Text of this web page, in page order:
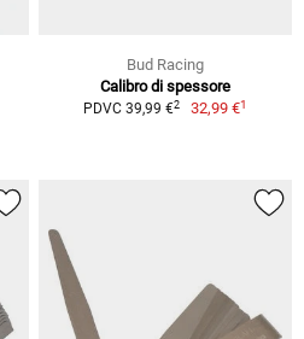
Bud Racing
Calibro di spessore
PDVC 39,99 €2 32,99 €1